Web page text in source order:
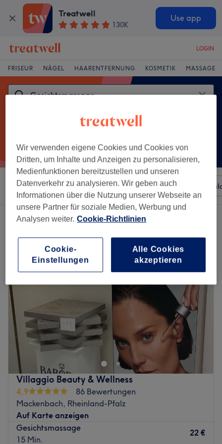
Treatwell
130K
Use app
LOGIN
FRISEUR NÄGEL HAARENTFERNUNG KOSMETIK MASSAGE
Sortieren nach Beliebiger Preis Besonderheiten
Ein Salon, der anbietet:
gesichtsmassage in Mackenbach, Rheinland-Pfalz
Villaggio Beauty & Wellness
4,9
86 Bewertungen
Mackenbach, Rheinland-Pfalz
Auf Karte anzeigen
Gesichtsmassage
15 Min.
22 €
Wir verwenden eigene Cookies und Cookies von
Dritten, um Inhalte und Anzeigen zu personalisieren,
Medienfunktionen bereitzustellen und unseren
Datenverkehr zu analysieren. Wir geben auch
Informationen über die Nutzung unserer Webseite an
unsere Partner für soziale Medien, Werbung und
Analysen weiter. Cookie-Richtlinien
Cookie-
Einstellungen
Alle Cookies
akzeptieren